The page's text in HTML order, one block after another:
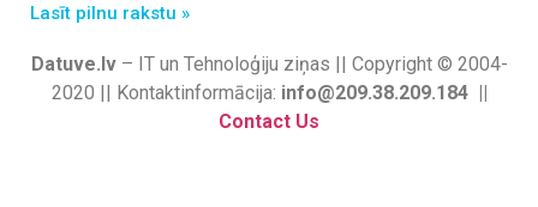
Lasīt pilnu rakstu »
Datuve.lv– IT un Tehnoloģiju ziņas || Copyright © 2004-
2020 || Kontaktinformācija: info@209.38.209.184 ||
Contact Us